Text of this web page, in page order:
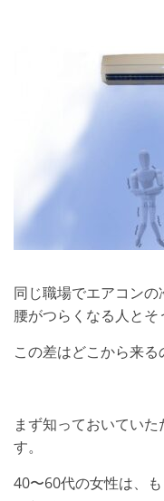
同じ職場でエアコン
腰がつらくなる人とそ
この差はどこから来る
まず知っておいてい
す。
40〜60代の女性は、